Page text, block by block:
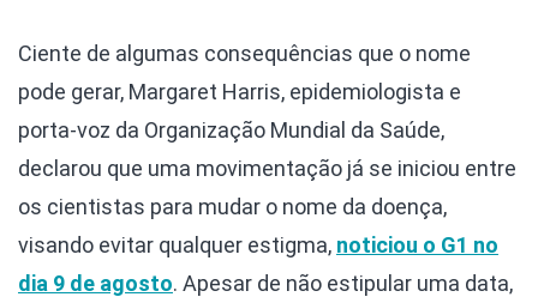
Ciente de algumas consequências que o nome
pode gerar, Margaret Harris, epidemiologista e
porta-voz da Organização Mundial da Saúde,
declarou que uma movimentação já se iniciou entre
os cientistas para mudar o nome da doença,
visando evitar qualquer estigma, noticiou o G1 no
dia 9 de agosto. Apesar de não estipular uma data,